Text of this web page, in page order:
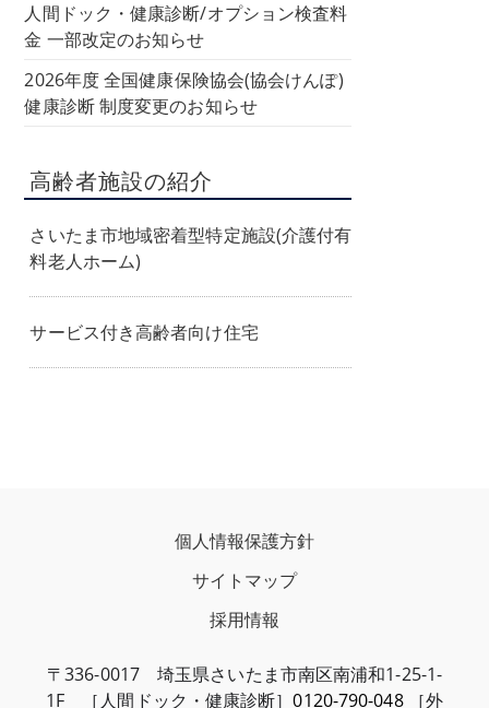
人間ドック・健康診断/オプション検査料
金 一部改定のお知らせ
2026年度 全国健康保険協会(協会けんぽ)
健康診断 制度変更のお知らせ
高齢者施設の紹介
さいたま市地域密着型特定施設(介護付有
料老人ホーム)
サービス付き高齢者向け住宅
個人情報保護方針
サイトマップ
採用情報
〒336-0017 埼玉県さいたま市南区南浦和1-25-1-
1F ［人間ドック・健康診断］0120-790-048［外